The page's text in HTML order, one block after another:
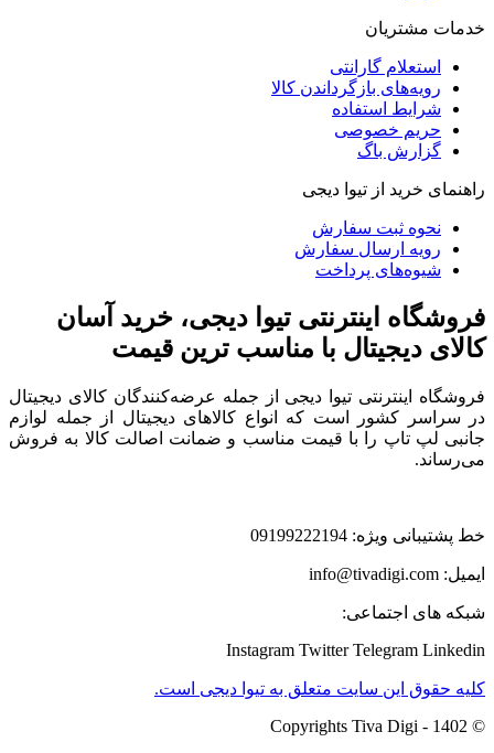
خدمات مشتریان
استعلام گارانتی
رویه‌های بازگرداندن کالا
شرایط استفاده
حریم خصوصی
گزارش باگ
راهنمای خرید از تیوا دیجی
نحوه ثبت سفارش
رویه ارسال سفارش
شیوه‌های پرداخت
فروشگاه اینترنتی تیوا دیجی، خرید آسان
کالای دیجیتال با مناسب ترین قیمت
فروشگاه اینترنتی تیوا دیجی از جمله عرضه‌کنندگان کالای دیجیتال
در سراسر کشور است که انواع کالاهای دیجیتال از جمله لوازم
جانبی لپ تاپ را با قیمت مناسب و ضمانت اصالت کالا به فروش
می‌رساند.
خط پشتیبانی ویژه: 09199222194
ایمیل: info@tivadigi.com
شبکه های اجتماعی:
Instagram Twitter Telegram Linkedin
کلیه حقوق این سایت متعلق به تیوا دیجی است.
© Copyrights Tiva Digi - 1402